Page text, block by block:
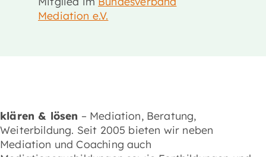
Mediation e.V.
klären & lösen – Mediation, Beratung,
Weiterbildung. Seit 2005 bieten wir neben
Mediation und Coaching auch